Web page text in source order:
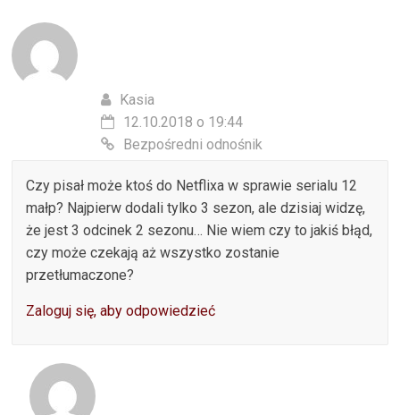
Kasia
12.10.2018 o 19:44
Bezpośredni odnośnik
Czy pisał może ktoś do Netflixa w sprawie serialu 12
małp? Najpierw dodali tylko 3 sezon, ale dzisiaj widzę,
że jest 3 odcinek 2 sezonu… Nie wiem czy to jakiś błąd,
czy może czekają aż wszystko zostanie
przetłumaczone?
Zaloguj się, aby odpowiedzieć